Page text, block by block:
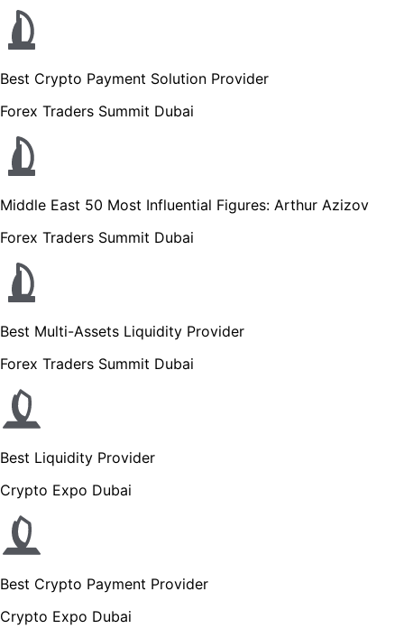
Best Crypto Payment Solution Provider
Forex Traders Summit Dubai
Middle East 50 Most Influential Figures: Arthur Azizov
Forex Traders Summit Dubai
Best Multi-Assets Liquidity Provider
Forex Traders Summit Dubai
Best Liquidity Provider
Crypto Expo Dubai
Best Crypto Payment Provider
Crypto Expo Dubai